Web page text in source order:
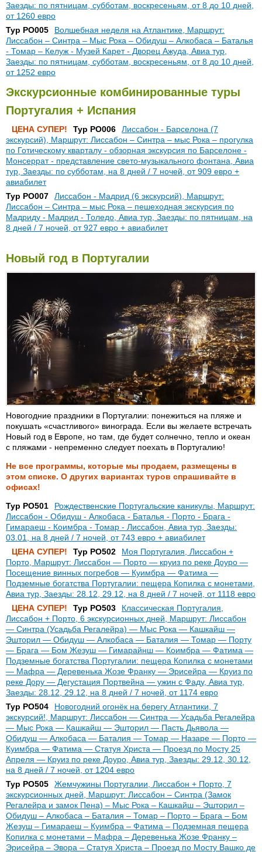
Заезды: по пятницам, субботам, воскресеньям, от 8 до 10 дней,
от 1260 евро
Тур PO005
Волшебная неделя на Атлантике, Маршрут:
Лиссабон – Синтра – Мыс Рока – Обидуш – Алкобаса – Баталья
- Томар – Келуж - Музей Карет - Дворец Ажуда, Авиа тур,
Заезды: по пятницам, субботам, воскресеньям, от 8 до 10 дней,
от 1252 евро
Экскурсионные комбинированные туры
Португалия + Испания
ЦЕНА СУПЕР! Тур PO006
Лиссабон - Барселона (7
экскурсий), Маршрут: Лиссабон – Синтра – мыс Рока – прогулка
по Готическому кварталу - обзорная экскурсия по Барселоне -
Монсеррат - представление свето-музыкального фонтана, Авиа
тур, Заезды: по субботам, на 8 дней / 7 ночей, от 909 евро +
авиабилет
Тур PO007
Лиссабон - Мадрид (6 экскурсий), Маршрут:
Лиссабон – Синтра – мыс Рока – пешеходная экскурсия по
Мадриду - Мадрид - Толедо, Авиа тур, Заезды: по пятницам, на
8 дней / 7 ночей, от 927 евро + авиабилет
Новый год в Португалии
Новогодние праздники в Португалии: понежиться на пляже и
покушать «счастливого» винограда. Если вы желаете встречать
Новый год в Европе, но там, где будет солнечно, тепло и океан
с пляжами - непременно следует поехать в Португалию!
Не все программы, которые мы продаем, размещены в
этом списке. О других вариантах туров спрашивайте в
офисах!
Тур PO501
Рождественские Португальские каникулы, Маршрут:
Лиссабон - Обидуш - Алкобаса - Баталья - Порто - Брага -
Гимараеш - Коимбра - Томар - Лиссабон, Авиа тур, Заезды:
03.01, на 8 дней / 7 ночей, от 743 евро + авиабилет
ЦЕНА СУПЕР!
Тур PO502
Моя Португалия, Лиссабон +
Порто, Маршрут: Лиссабон — Порто — круиз по реке Доуро —
Посещение винных погребов — Куимбра — Фатима —
Подземные богатства Португалии: пещера Копилка с монетами,
Авиа тур, Заезды: 28.12, 29.12, на 8 дней / 7 ночей, от 1118 евро
ЦЕНА СУПЕР!
Тур PO503
Классическая Португалия,
Лиссабон + Порто, 6 экскурсионных дней, Маршрут: Лиссабон
— Синтра (Усадьба Регалейра) — Мыс Рока — Кашкайш —
Эшторил — Обидуш — Алкобаса — Баталия — Томар — Порту
— Брага — Бом Жезуш — Гимарайнш — Коимбра — Фатима —
Подземные богатства Португалии: пещера Копилка с монетами
— Мафра — Деревенька Жозе Франку — Эрисейра — Круиз по
реке Дору — Дегустация Портвейна — ужин с Фаду, Авиа тур,
Заезды: 28.12, 29.12, на 8 дней / 7 ночей, от 1174 евро
Тур PO504
Новогодний огонёк на берегу Атлантики, 7
экскурсий!, Маршрут: Лиссабон — Синтра — Усадьба Регалейра
— Мыс Рока — Кашкайш — Эшторил — Пасть Дьявола —
Обидуш — Алкобаса — Баталия — Томар — Назаре — Порто —
Куимбра — Фатима — Статуя Христа — Проезд по Мосту 25
Апреля — Круиз по реке Доуро, Авиа тур, Заезды: 29.12, 30.12,
на 8 дней / 7 ночей, от 1204 евро
Тур PO505
Жемчужины Португалии, Лиссабон + Порто, 7
экскурсионных дней, Маршрут: Лиссабон – Синтра (Замок
Регалейра и замок Пена) – Мыс Рока – Кашкайш – Эшторил –
Обидуш – Алкобаса – Баталия – Томар – Порто – Брага – Бом
Жезуш – Гимараеш – Куимбра – Фатима – Подземная пещера
Копилка с монетами – Мафра – Деревенька Жозе Франку –
Эрисейра – Эвора – Статуя Христа – Проезд по Мосту Вашко де